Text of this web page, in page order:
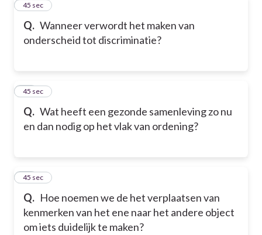
Q. Wanneer verwordt het maken van
onderscheid tot discriminatie?
17
45 sec
Q. Wat heeft een gezonde samenleving zo nu
en dan nodig op het vlak van ordening?
18
45 sec
Q. Hoe noemen we de het verplaatsen van
kenmerken van het ene naar het andere object
om iets duidelijk te maken?
19
45 sec